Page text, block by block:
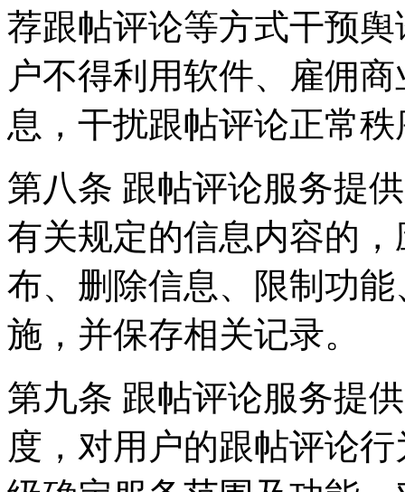
荐跟帖评论等方式干预
户不得利用软件、雇佣
息，干扰跟帖评论正常
第八条 跟帖评论服务提
有关规定的信息内容的
布、删除信息、限制功
施，并保存相关记录。
第九条 跟帖评论服务提
度，对用户的跟帖评论